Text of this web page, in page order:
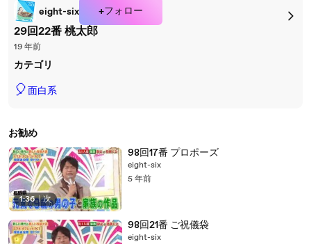
eight-six +フォロー
29回22番 桃太郎
19 年前
カテゴリ
🎈面白系
お勧め
1:36 | 次
98回17番 プロポーズ
eight-six
5 年前
98回21番 ご祝儀袋
eight-six